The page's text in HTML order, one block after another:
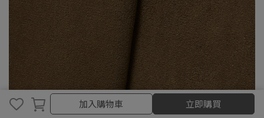
加入購物車
加入購物車 立即購買